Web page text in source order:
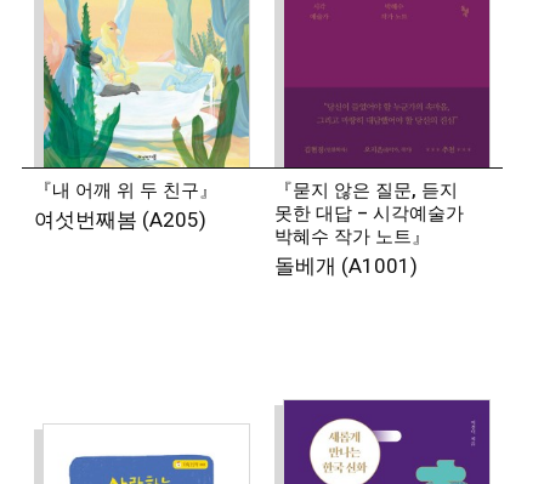
『내 어깨 위 두 친구』
여섯번째봄 (A205)
『묻지 않은 질문, 듣지
못한 대답 – 시각예술가
박혜수 작가 노트』
돌베개 (A1001)